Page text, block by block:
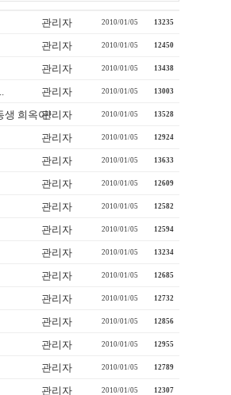
관리자 2010/01/05 13235
관리자 2010/01/05 12450
관리자 2010/01/05 13438
관리자 2010/01/05 13003
생 희옥아!관리자 2010/01/05 13528
관리자 2010/01/05 12924
관리자 2010/01/05 13633
관리자 2010/01/05 12609
관리자 2010/01/05 12582
관리자 2010/01/05 12594
관리자 2010/01/05 13234
관리자 2010/01/05 12685
관리자 2010/01/05 12732
관리자 2010/01/05 12856
관리자 2010/01/05 12955
관리자 2010/01/05 12789
관리자 2010/01/05 12307